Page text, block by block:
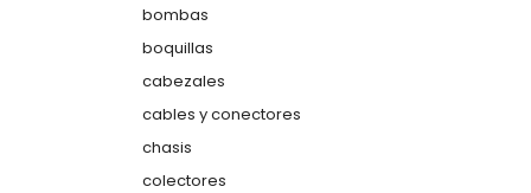
bombas
boquillas
cabezales
cables y conectores
chasis
colectores